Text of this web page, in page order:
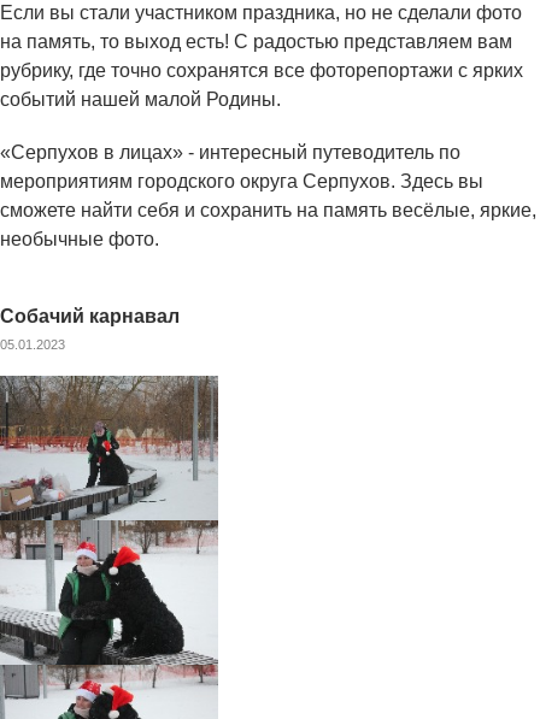
Если вы стали участником праздника, но не сделали фото
на память, то выход есть! С радостью представляем вам
рубрику, где точно сохранятся все фоторепортажи с ярких
событий нашей малой Родины.
«Серпухов в лицах» - интересный путеводитель по
мероприятиям городского округа Серпухов. Здесь вы
сможете найти себя и сохранить на память весёлые, яркие,
необычные фото.
Собачий карнавал
05.01.2023